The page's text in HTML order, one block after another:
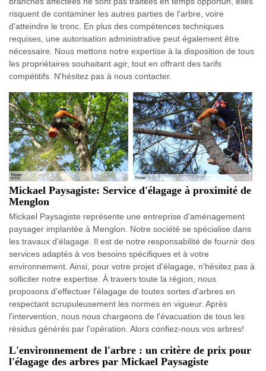
risquent de contaminer les autres parties de l'arbre, voire
d'atteindre le tronc. En plus des compétences techniques
requises, une autorisation administrative peut également être
nécessaire. Nous mettons notre expertise à la disposition de tous
les propriétaires souhaitant agir, tout en offrant des tarifs
compétitifs. N'hésitez pas à nous contacter.
Mickael Paysagiste: Service d'élagage à proximité de
Menglon
Mickael Paysagiste représente une entreprise d'aménagement
paysager implantée à Menglon. Notre société se spécialise dans
les travaux d'élagage. Il est de notre responsabilité de fournir des
services adaptés à vos besoins spécifiques et à votre
environnement. Ainsi, pour votre projet d'élagage, n'hésitez pas à
solliciter notre expertise. À travers toute la région, nous
proposons d'effectuer l'élagage de toutes sortes d'arbres en
respectant scrupuleusement les normes en vigueur. Après
l'intervention, nous nous chargeons de l'évacuation de tous les
résidus générés par l'opération. Alors confiez-nous vos arbres!
L'environnement de l'arbre : un critère de prix pour
l'élagage des arbres par Mickael Paysagiste